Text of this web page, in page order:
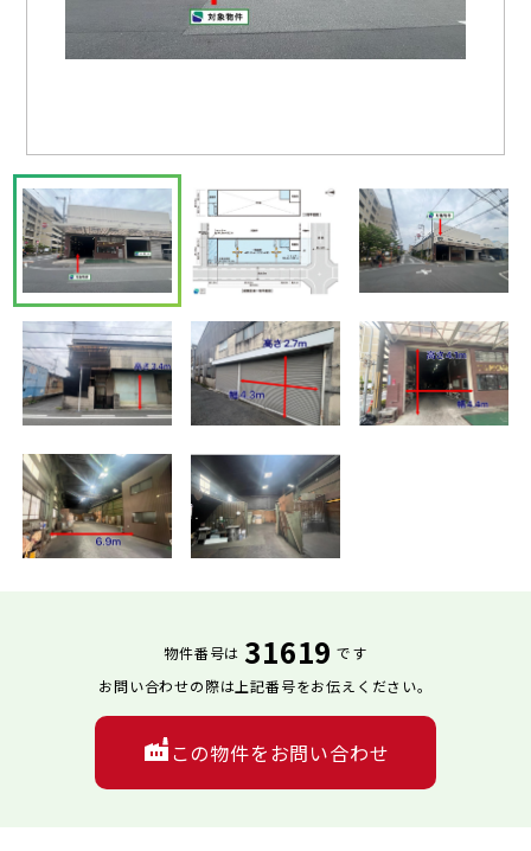
物件番号は 31619 です
お問い合わせの際は上記番号をお伝えください。
この物件をお問い合わせ